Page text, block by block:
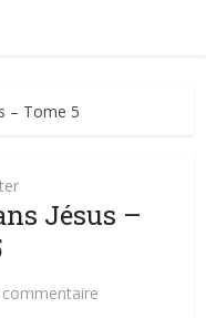
– Tome 5
Jésus –